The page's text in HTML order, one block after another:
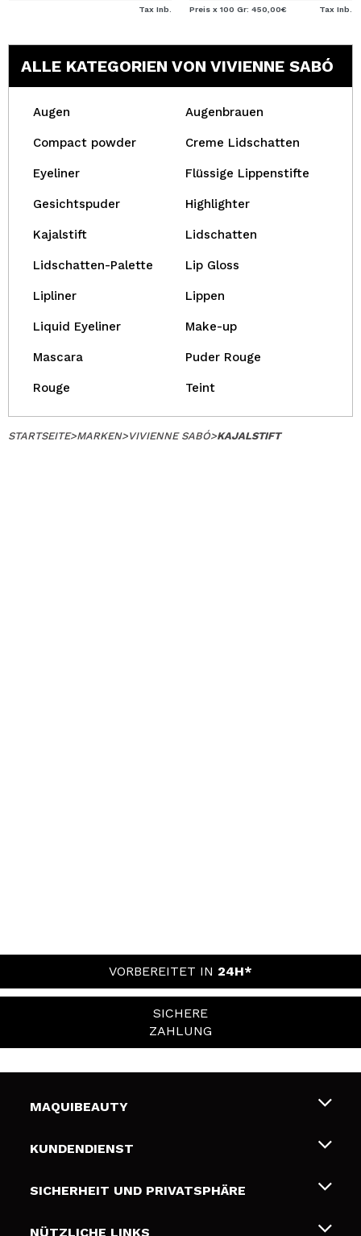
Tax Inb. Preis x 100 Gr: 450,00€ Tax Inb.
ALLE KATEGORIEN VON VIVIENNE SABÓ
Augen Augenbrauen
Compact powder Creme Lidschatten
Eyeliner Flüssige Lippenstifte
Gesichtspuder Highlighter
Kajalstift Lidschatten
Lidschatten-Palette Lip Gloss
Lipliner Lippen
Liquid Eyeliner Make-up
Mascara Puder Rouge
Rouge Teint
STARTSEITE>MARKEN>VIVIENNE SABÓ>KAJALSTIFT
VORBEREITET IN 24H*
SICHERE
ZAHLUNG
MAQUIBEAUTY
Über uns
Geschenkkarten
KUNDENDIENST
Liefer- und Versandkosten
Zahlung
SICHERHEIT UND PRIVATSPHÄRE
Bedingungen und Datenschutz
NÜTZLICHE LINKS